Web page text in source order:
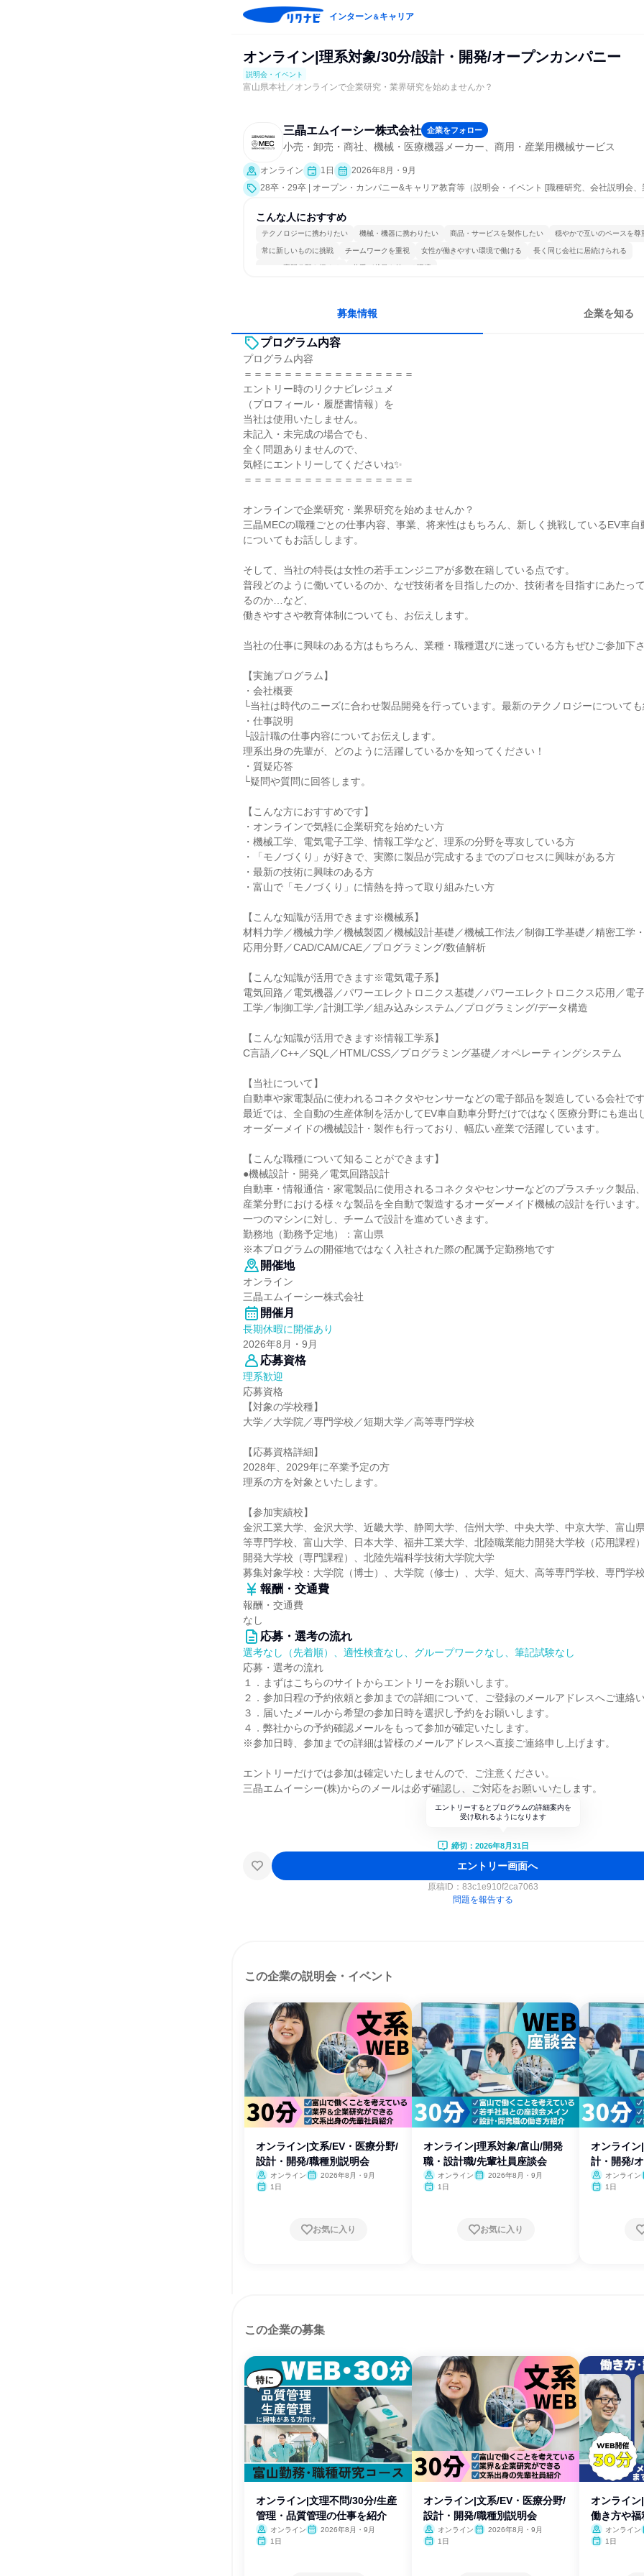
インターン＆キャリア
オンライン|理系対象/30分/設計・開発/オープンカンパニー
説明会・イベント
富山県本社／オンラインで企業研究・業界研究を始めませんか？
三晶エムイーシー株式会社 企業をフォロー
小売・卸売・商社、機械・医療機器メーカー、商用・産業用機械サービス
オンライン 1日
2026年8月・9月
28卒・29卒 | オープン・カンパニー&キャリア教育等（説明会・イベント [職種研究、会社説明会、
こんな人におすすめ
テクノロジーに携わりたい 機械・機器に携わりたい 商品・サービスを製作したい 穏やかで互いのペースを尊
常に新しいものに挑戦 チームワークを重視 女性が働きやすい環境で働ける 長く同じ会社に居続けられる
一つの専門分野を極める 若手が裁量を持てる環境
募集情報 企業を知る
プログラム内容
プログラム内容
＝＝＝＝＝＝＝＝＝＝＝＝＝＝＝＝＝
エントリー時のリクナビレジュメ
（プロフィール・履歴書情報）を
当社は使用いたしません。
未記入・未完成の場合でも、
全く問題ありませんので、
気軽にエントリーしてくださいね✨
＝＝＝＝＝＝＝＝＝＝＝＝＝＝＝＝＝
オンラインで企業研究・業界研究を始めませんか？
三晶MECの職種ごとの仕事内容、事業、将来性はもちろん、新しく挑戦しているEV車
についてもお話しします。
そして、当社の特長は女性の若手エンジニアが多数在籍している点です。
普段どのように働いているのか、なぜ技術者を目指したのか、技術者を目指すにあたっ
るのか…など、
働きやすさや教育体制についても、お伝えします。
当社の仕事に興味のある方はもちろん、業種・職種選びに迷っている方もぜひご参加下さ
【実施プログラム】
・会社概要
└当社は時代のニーズに合わせ製品開発を行っています。最新のテクノロジーについても
・仕事説明
└設計職の仕事内容についてお伝えします。
理系出身の先輩が、どのように活躍しているかを知ってください！
・質疑応答
└疑問や質問に回答します。
【こんな方におすすめです】
・オンラインで気軽に企業研究を始めたい方
・機械工学、電気電子工学、情報工学など、理系の分野を専攻している方
・「モノづくり」が好きで、実際に製品が完成するまでのプロセスに興味がある方
・最新の技術に興味のある方
・富山で「モノづくり」に情熱を持って取り組みたい方
【こんな知識が活用できます※機械系】
材料力学／機械力学／機械製図／機械設計基礎／機械工作法／制御工学基礎／精密工学
応用分野／CAD/CAM/CAE／プログラミング/数値解析
【こんな知識が活用できます※電気電子系】
電気回路／電気機器／パワーエレクトロニクス基礎／パワーエレクトロニクス応用／電
工学／制御工学／計測工学／組み込みシステム／プログラミング/データ構造
【こんな知識が活用できます※情報工学系】
C言語／C++／SQL／HTML/CSS／プログラミング基礎／オペレーティングシステム
【当社について】
自動車や家電製品に使われるコネクタやセンサーなどの電子部品を製造している会社です
最近では、全自動の生産体制を活かしてEV車自動車分野だけではなく医療分野にも進出
オーダーメイドの機械設計・製作も行っており、幅広い産業で活躍しています。
【こんな職種について知ることができます】
●機械設計・開発／電気回路設計
自動車・情報通信・家電製品に使用されるコネクタやセンサーなどのプラスチック製品
産業分野における様々な製品を全自動で製造するオーダーメイド機械の設計を行います。
一つのマシンに対し、チームで設計を進めていきます。
勤務地（勤務予定地）：富山県
※本プログラムの開催地ではなく入社された際の配属予定勤務地です
開催地
オンライン
三晶エムイーシー株式会社
開催月
長期休暇に開催あり
2026年8月・9月
応募資格
理系歓迎
応募資格
【対象の学校種】
大学／大学院／専門学校／短期大学／高等専門学校
【応募資格詳細】
2028年、2029年に卒業予定の方
理系の方を対象といたします。
【参加実績校】
金沢工業大学、金沢大学、近畿大学、静岡大学、信州大学、中央大学、中京大学、富山
等専門学校、富山大学、日本大学、福井工業大学、北陸職業能力開発大学校（応用課程
開発大学校（専門課程）、北陸先端科学技術大学院大学
募集対象学校：大学院（博士）、大学院（修士）、大学、短大、高等専門学校、専門学校
報酬・交通費
報酬・交通費
なし
応募・選考の流れ
選考なし（先着順）、適性検査なし、グループワークなし、筆記試験なし
応募・選考の流れ
１．まずはこちらのサイトからエントリーをお願いします。
２．参加日程の予約依頼と参加までの詳細について、ご登録のメールアドレスへご連絡い
３．届いたメールから希望の参加日時を選択し予約をお願いします。
４．弊社からの予約確認メールをもって参加が確定いたします。
※参加日時、参加までの詳細は皆様のメールアドレスへ直接ご連絡申し上げます。
エントリーだけでは参加は確定いたしませんので、ご注意ください。
三晶エムイーシー(株)からのメールは必ず確認し、ご対応をお願いいたします。
エントリーするとプログラムの詳細案内を
受け取れるようになります
締切：2026年8月31日
エントリー画面へ
原稿ID： 83c1e910f2ca7063
問題を報告する
この企業の説明会・イベント
オンライン|文系/EV・医療分野/
設計・開発/職種別説明会
オンライン
2026年8月・9月
1日
お気に入り
オンライン|理系対象/富山/開発
職・設計職/先輩社員座談会
オンライン
2026年8月・9月
1日
お気に入り
オンライ
計・開発/
オンライン
1日
この企業の募集
オンライン|文理不問/30分/生産
管理・品質管理の仕事を紹介
オンライン
2026年8月・9月
1日
オンライン|文系/EV・医療分野/
設計・開発/職種別説明会
オンライン
2026年8月・9月
1日
オンライ
働き方や福
オンライン
1日